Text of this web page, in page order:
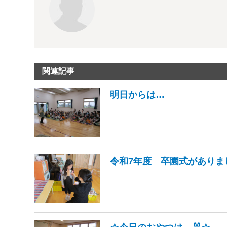
関連記事
明日からは…
令和7年度 卒園式がありま